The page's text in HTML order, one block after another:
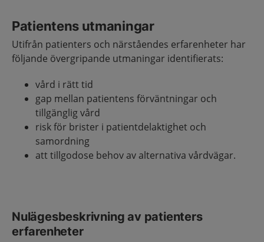
Patientens utmaningar
Utifrån patienters och närståendes erfarenheter har
följande övergripande utmaningar identifierats:
vård i rätt tid
gap mellan patientens förväntningar och
tillgänglig vård
risk för brister i patientdelaktighet och
samordning
att tillgodose behov av alternativa vårdvägar.
Nulägesbeskrivning av patienters
erfarenheter